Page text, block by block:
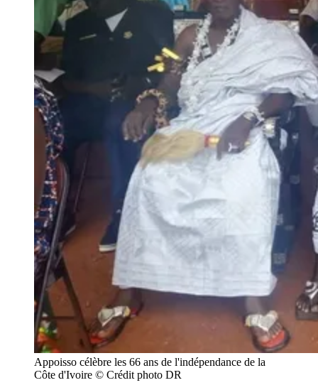
Appoisso célèbre les 66 ans de l'indépendance de la
Côte d'Ivoire © Crédit photo DR